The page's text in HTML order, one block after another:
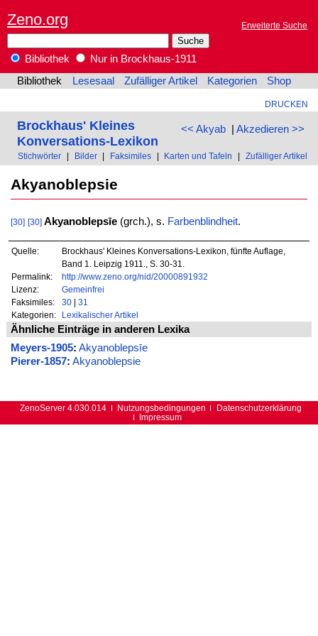
Zeno.org Erweiterte Suche
Bibliothek
Nur in Brockhaus-1911
Bibliothek
Lesesaal Zufälliger Artikel Kategorien Shop
DRUCKEN
<< Akyab| Akzedieren >>
Brockhaus' Kleines
Konversations-Lexikon
Stichwörter Bilder Faksimiles Karten und Tafeln Zufälliger Artikel
Akyanoblepsie
[30] [30]Akyanoblepsīe(grch.), s. Farbenblindheit.
Quelle:
Brockhaus' Kleines Konversations-Lexikon, fünfte Auflage,
Band 1. Leipzig 1911., S. 30-31.
Permalink:
http://www.zeno.org/nid/20000891932
Lizenz:
Gemeinfrei
Faksimiles:
30| 31
Kategorien:
Lexikalischer Artikel
Ähnliche Einträge in anderen Lexika
Meyers-1905: Akyanoblepsīe
Pierer-1857: Akyanoblepsie
ZenoServer 4.030.014 Nutzungsbedingungen
Datenschutzerklärung
Impressum